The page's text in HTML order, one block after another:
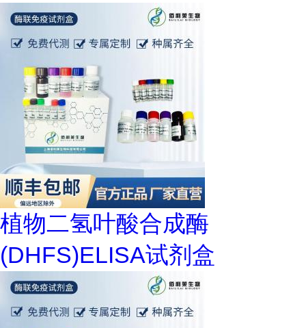
植物二氢叶酸合成酶
(DHFS)ELISA试剂盒